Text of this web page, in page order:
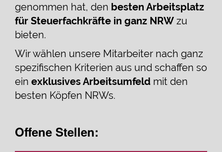
genommen hat, den besten Arbeitsplatz
für Steuerfachkräfte in ganz NRW zu
bieten.
Wir wählen unsere Mitarbeiter nach ganz
spezifischen Kriterien aus und schaffen so
ein exklusives Arbeitsumfeld mit den
besten Köpfen NRWs.
Offene Stellen: